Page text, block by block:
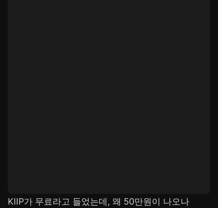
KIIP가 무료라고 들었는데, 왜 50만원이 나오나